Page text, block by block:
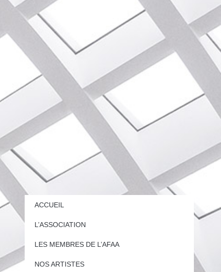
ACCUEIL
L’ASSOCIATION
LES MEMBRES DE L’AFAA
NOS ARTISTES